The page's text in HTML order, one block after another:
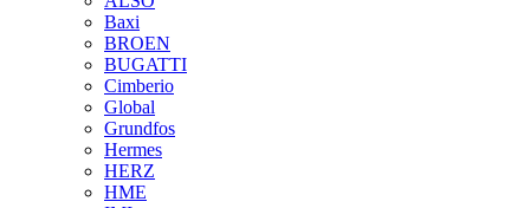
Baxi
BROEN
BUGATTI
Cimberio
Global
Grundfos
Hermes
HERZ
HME